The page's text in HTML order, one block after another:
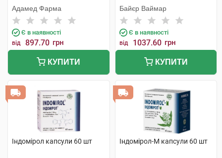
Адамед Фарма
Є в наявності
від 897.70 грн
КУПИТИ
Байєр Ваймар
Є в наявності
від 1037.60 грн
КУПИТИ
Індомірол капсули 60 шт Індомірол-М капсули 60 шт